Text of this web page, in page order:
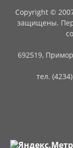
Copyright ©
защищены.
692519,
тел.